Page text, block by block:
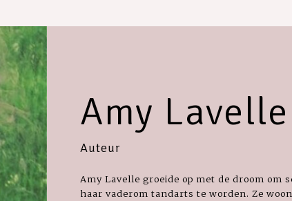
Amy Lavelle
Auteur
Amy Lavelle groeide op met de droom
haar vaderom tandarts te worden. Ze